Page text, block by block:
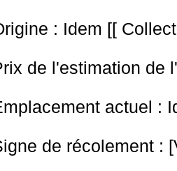
: Idem [[
de l'estimation de
actuel :
de récolement :